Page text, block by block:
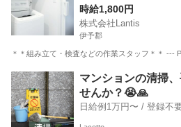
時給1,800円
株式会社Lantis
伊予郡
＊＊組み立て・検査などの作業スタッフ＊＊
愛媛 伊予郡 工場 スタッフ
マンションの清掃
せんか？😭🙏
日給例1万円